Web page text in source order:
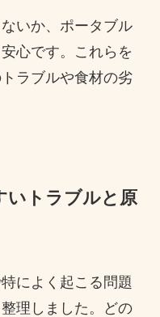
いか、ポータブル
心です。これらを
ラブルや食材の劣
いトラブルと原
によく起こる問題
理しました。どの